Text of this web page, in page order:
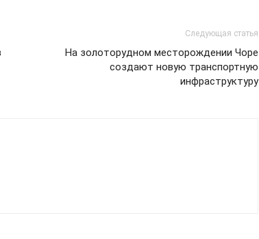
Следующая статья
На золоторудном месторождении Чоре
создают новую транспортную
инфраструктуру